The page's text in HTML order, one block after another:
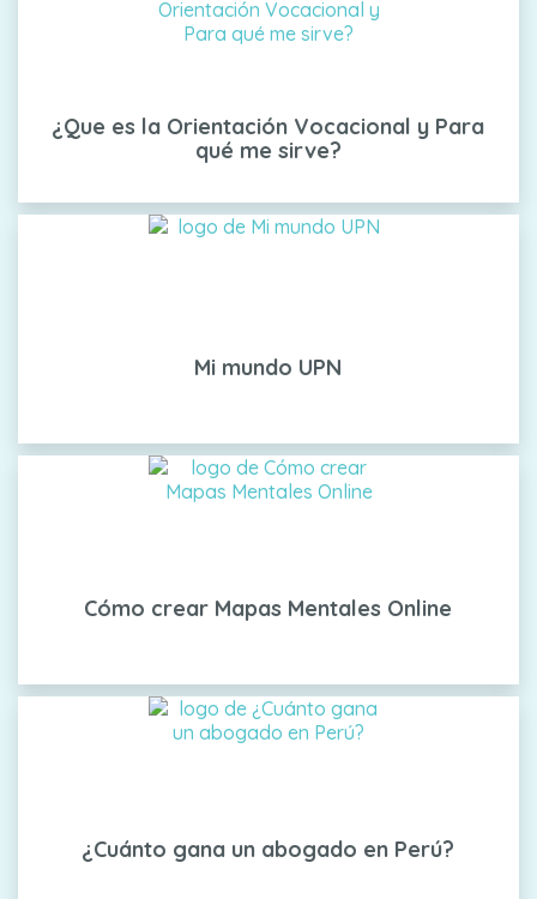
¿Que es la Orientación Vocacional y Para
qué me sirve?
Mi mundo UPN
Cómo crear Mapas Mentales Online
¿Cuánto gana un abogado en Perú?